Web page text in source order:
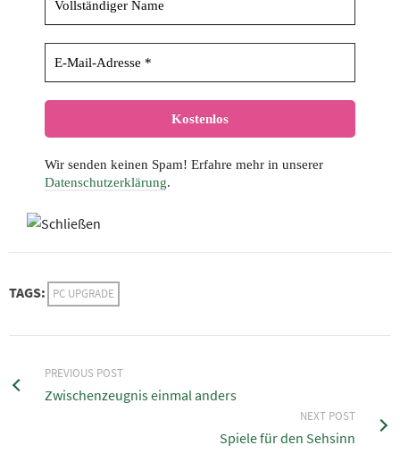
Wir senden keinen Spam! Erfahre mehr in unserer
Datenschutzerklärung.
TAGS: PC UPGRADE
PREVIOUS POST
Zwischenzeugnis einmal anders
NEXT POST
Spiele für den Sehsinn